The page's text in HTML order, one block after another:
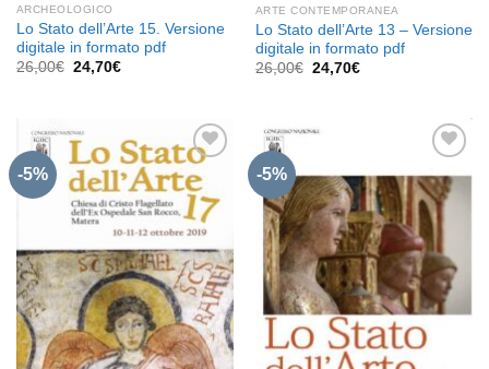
ARCHEOLOGICO
Lo Stato dell’Arte 15. Versione
digitale in formato pdf
26,00€ Il
24,70€Il
ARTE CONTEMPORANEA
Lo Stato dell’Arte 13 – Versione
digitale in formato pdf
26,00€ Il
24,70€Il
-5%
Aggiungi
alla lista
desideri
-5%
Aggiungi
alla lista
dei
desideri